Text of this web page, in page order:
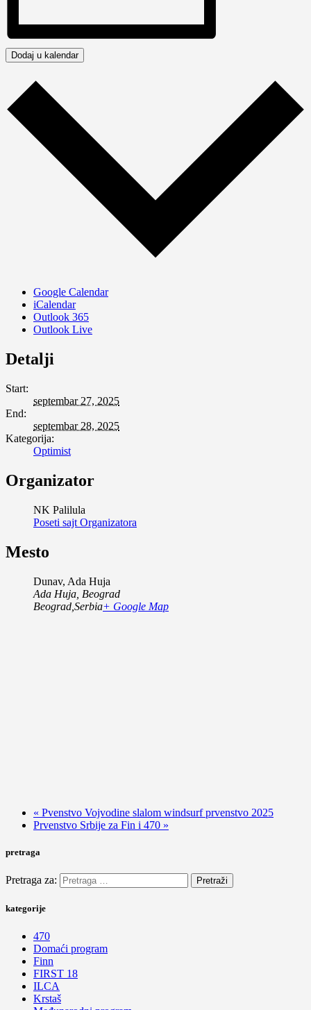
Dodaj u kalendar
Google Calendar
iCalendar
Outlook 365
Outlook Live
Detalji
Start:
septembar 27, 2025
End:
septembar 28, 2025
Kategorija:
Optimist
Organizator
NK Palilula
Poseti sajt Organizatora
Mesto
Dunav, Ada Huja
Ada Huja, Beograd
Beograd Serbia+ Google Map
« Pvenstvo Vojvodine slalom windsurf prvenstvo 2025
Prvenstvo Srbije za Fin i 470 »
pretraga
Pretraga za:
kategorije
470
Domaći program
Finn
FIRST 18
ILCA
Krstaš